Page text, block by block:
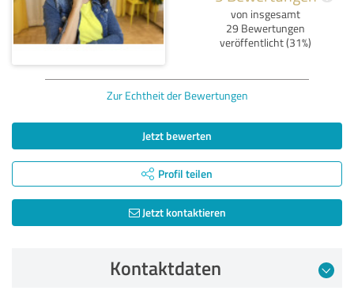
von insgesamt
29 Bewertungen
veröffentlicht (31%)
Zur Echtheit der Bewertungen
Jetzt bewerten
Profil teilen
Jetzt kontaktieren
Kontaktdaten